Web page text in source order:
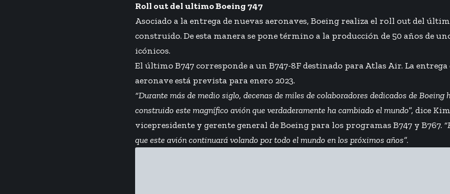
Roll out del ultimo Boeing 747
Asociado a la entrega de nuevas aeronaves, Boeing realiza el roll out del
construido. De esta manera se pone término a la producción de 50 años de
icónicos.
El último B747 corresponde a un B747-8F destinado para Atlas Air. La
aeronave está prevista para enero 2023.
“Durante más de medio siglo, decenas de miles de colaboradores dedicados de Boeing
construido este magnífico avión que verdaderamente ha cambiado el mundo”, dice
vicepresidente y gerente general de Boeing para los programas B747 y B767.
que este avión continuará volando por todo el mundo en los próximos años”.